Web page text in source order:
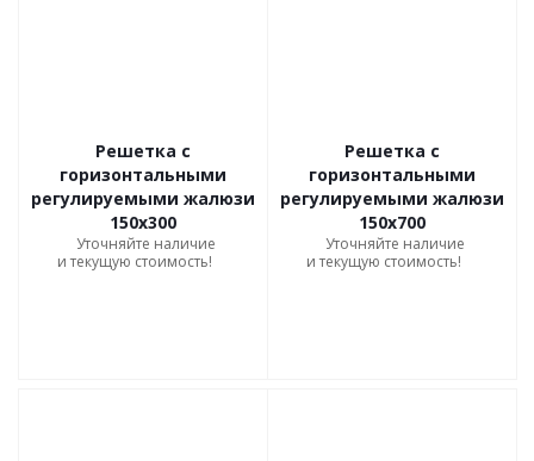
Решетка с
горизонтальными
регулируемыми жалюзи
150х300
Уточняйте наличие
и текущую стоимость!
Решетка с
горизонтальными
регулируемыми жалюзи
150х700
Уточняйте наличие
и текущую стоимость!